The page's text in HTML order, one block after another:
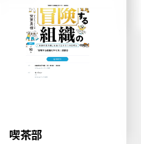
喫茶部